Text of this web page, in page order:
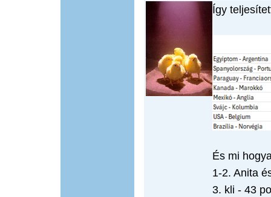
Így
És mi
1-2. Anita
3. kli - 43